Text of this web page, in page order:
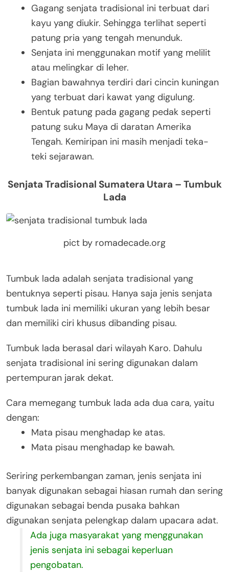
Gagang senjata tradisional ini terbuat dari
kayu yang diukir. Sehingga terlihat seperti
patung pria yang tengah menunduk.
Senjata ini menggunakan motif yang melilit
atau melingkar di leher.
Bagian bawahnya terdiri dari cincin kuningan
yang terbuat dari kawat yang digulung.
Bentuk patung pada gagang pedak seperti
patung suku Maya di daratan Amerika
Tengah. Kemiripan ini masih menjadi teka-
teki sejarawan.
Senjata Tradisional Sumatera Utara – Tumbuk
Lada
pict by romadecade.org
Tumbuk lada adalah senjata tradisional yang
bentuknya seperti pisau. Hanya saja jenis senjata
tumbuk lada ini memiliki ukuran yang lebih besar
dan memiliki ciri khusus dibanding pisau.
Tumbuk lada berasal dari wilayah Karo. Dahulu
senjata tradisional ini sering digunakan dalam
pertempuran jarak dekat.
Cara memegang tumbuk lada ada dua cara, yaitu
dengan:
Mata pisau menghadap ke atas.
Mata pisau menghadap ke bawah.
Seriring perkembangan zaman, jenis senjata ini
banyak digunakan sebagai hiasan rumah dan sering
digunakan sebagai benda pusaka bahkan
digunakan senjata pelengkap dalam upacara adat.
Ada juga masyarakat yang menggunakan
jenis senjata ini sebagai keperluan
pengobatan.